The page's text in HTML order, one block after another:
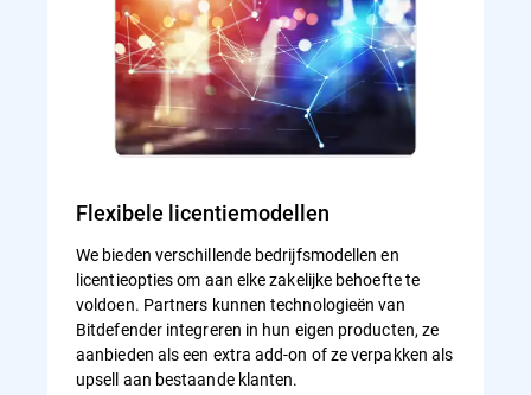
Flexibele licentiemodellen
We bieden verschillende bedrijfsmodellen en
licentieopties om aan elke zakelijke behoefte te
voldoen. Partners kunnen technologieën van
Bitdefender integreren in hun eigen producten, ze
aanbieden als een extra add-on of ze verpakken als
upsell aan bestaande klanten.